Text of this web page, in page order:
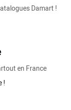
Damart !
en France
!